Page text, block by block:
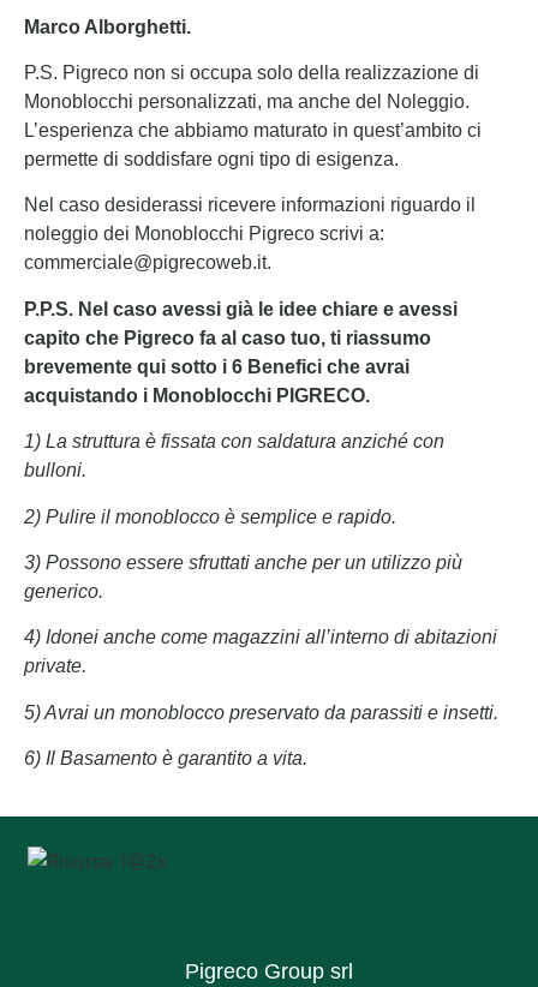
Marco Alborghetti.
P.S. Pigreco non si occupa solo della realizzazione di
Monoblocchi personalizzati, ma anche del Noleggio.
L’esperienza che abbiamo maturato in quest’ambito ci
permette di soddisfare ogni tipo di esigenza.
Nel caso desiderassi ricevere informazioni riguardo il
noleggio dei Monoblocchi Pigreco scrivi a:
commerciale@pigrecoweb.it.
P.P.S. Nel caso avessi già le idee chiare e avessi
capito che Pigreco fa al caso tuo, ti riassumo
brevemente qui sotto i 6 Benefici che avrai
acquistando i Monoblocchi PIGRECO.
1) La struttura è fissata con saldatura anziché con
bulloni.
2) Pulire il monoblocco è semplice e rapido.
3) Possono essere sfruttati anche per un utilizzo più
generico.
4) Idonei anche come magazzini all’interno di abitazioni
private.
5) Avrai un monoblocco preservato da parassiti e insetti.
6) Il Basamento è garantito a vita.
Pigreco Group srl